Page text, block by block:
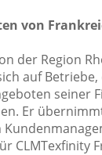
von
der Region
auf Betriebe,
seiner
Er
CLMTexfinity